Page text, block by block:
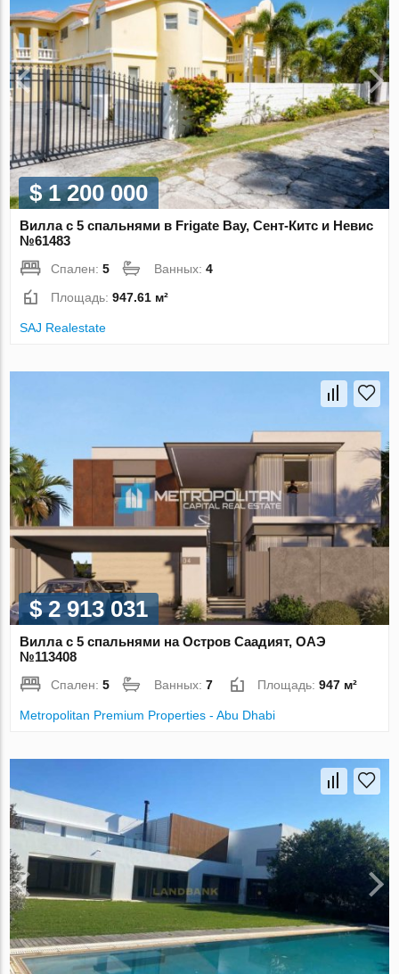
$ 1 200 000
Вилла с 5 спальнями в Frigate Bay, Сент-Китс и Невис
№61483
Спален:5 Ванных:4
Площадь:947.61 м²
SAJ Realestate
$ 2 913 031
Вилла с 5 спальнями на Остров Саадият, ОАЭ
№113408
Спален:5 Ванных:7 Площадь:947 м²
Metropolitan Premium Properties - Abu Dhabi